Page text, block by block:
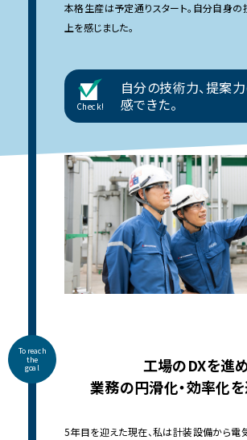
本格生産は予定通りスタート。自分自身の
上を感じました。
Check!
自分の技術力、提案
感できた。
To reach
the
goal
工場のDXを進め
業務の円滑化・効率化を
5年目を迎えた現在、私は計装設備から電